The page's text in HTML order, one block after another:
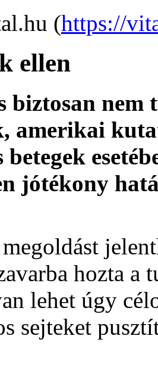
(https://
ellen
nem
amerikai
betegek
jótékony
hozta a
lehet úgy
sejteket